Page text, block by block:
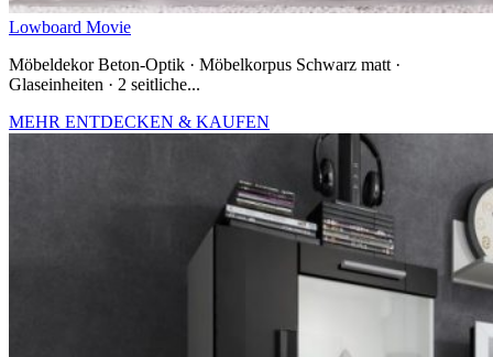
Lowboard Movie
Möbeldekor Beton-Optik · Möbelkorpus Schwarz matt ·
Glaseinheiten · 2 seitliche...
MEHR ENTDECKEN & KAUFEN